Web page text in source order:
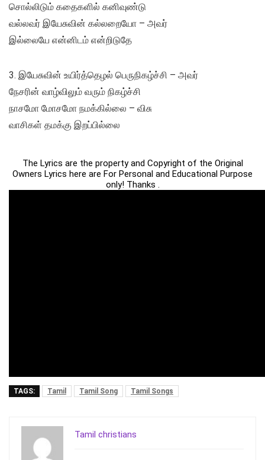
சொல்லிடும் கதைகளில் கனிவுண்டு
வல்லவர் இயேசுவின் கல்லறையோ – அவர்
இல்லையே என்னிடம் என்றிடுதே
3. இயேசுவின் உயிர்த்தெழல் பெருநிகழ்ச்சி – அவர்
நேசரின் வாழ்விலும் வரும் நிகழ்ச்சி
நாசமோ மோசமோ நமக்கில்லை – விசு
வாசிகள் தமக்கு இறப்பில்லை
The Lyrics are the property and Copyright of the Original
Owners Lyrics here are For Personal and Educational Purpose
only! Thanks .
TAGS: Tamil Tamil Song Tamil Songs
Tamil christians